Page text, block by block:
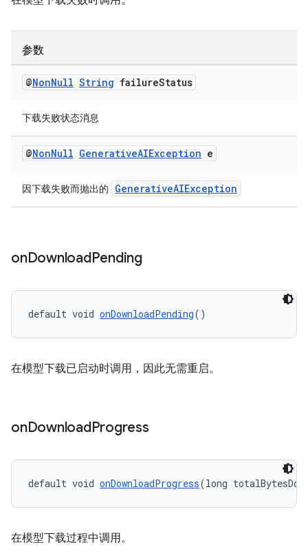
参数
@NonNull String failureStatus
下载失败状态消息
@NonNull GenerativeAIException e
因下载失败而抛出的 GenerativeAIException
onDownloadPending
default void onDownloadPending()
在模型下载已启动时调用，因此无需重启。
onDownloadProgress
default void onDownloadProgress(long
在模型下载过程中调用。